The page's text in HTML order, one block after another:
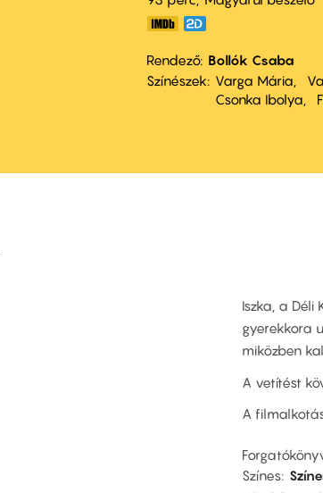
Rendező Bollók Csaba
Színészek
Varga Mária
Csonka Ibolya
Iszka, a
gyerekkora
miközben
A vetítést
A
Színes